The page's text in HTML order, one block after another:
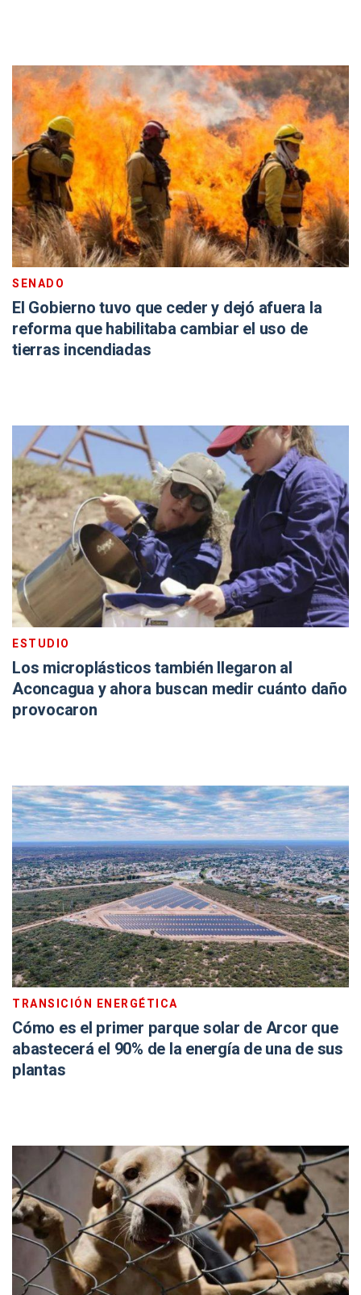
SENADO
El Gobierno tuvo que ceder y dejó afuera la
reforma que habilitaba cambiar el uso de
tierras incendiadas
ESTUDIO
Los microplásticos también llegaron al
Aconcagua y ahora buscan medir cuánto daño
provocaron
TRANSICIÓN ENERGÉTICA
Cómo es el primer parque solar de Arcor que
abastecerá el 90% de la energía de una de sus
plantas